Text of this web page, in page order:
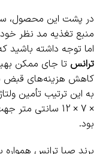
در پشت این محصول،
منبع تغذیه مد نظر
اما توجه داشته باشید
ترانس تا جای ممکن
کاهش هزینه‌های قبض
× 7 × 12 سانتی‌
بود.
برند صبا ترانس